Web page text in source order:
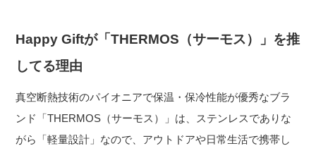
Happy Giftが「THERMOS（サーモス）」を推
してる理由
真空断熱技術のパイオニアで保温・保冷性能が優秀なブラ
ンド「THERMOS（サーモス）」は、ステンレスでありな
がら「軽量設計」なので、アウトドアや日常生活で携帯し